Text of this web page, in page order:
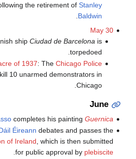
the retirement ofStanley
Baldwin
May 30
shipCiudad de Barcelona is
torpedoed.
of 1937: TheChicago Police
10 unarmed demonstrators in
Chicago.
June
completes his painting Guernica
Éireann debates and passes the
of Ireland , which is then submitted
for public approval by plebiscite